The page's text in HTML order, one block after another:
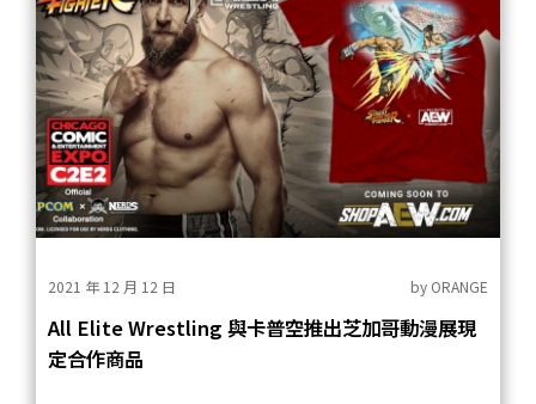
2021 年 12 月 12 日 by ORANGE
All Elite Wrestling 與卡普空推出芝加哥動漫展現
定合作商品